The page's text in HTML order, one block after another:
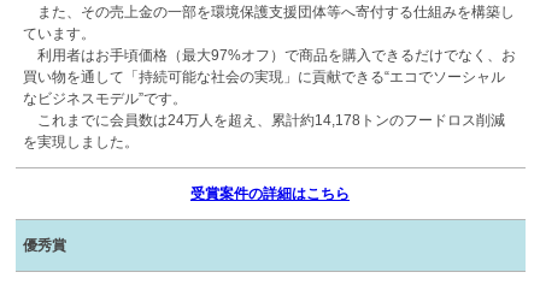
また、その売上金の一部を環境保護支援団体等へ寄付する仕組みを構築し
ています。
利用者はお手頃価格（最大97%オフ）で商品を購入できるだけでなく、お
買い物を通して「持続可能な社会の実現」に貢献できる“エコでソーシャル
なビジネスモデル”です。
これまでに会員数は24万人を超え、累計約14,178トンのフードロス削減
を実現しました。
受賞案件の詳細はこちら
優秀賞